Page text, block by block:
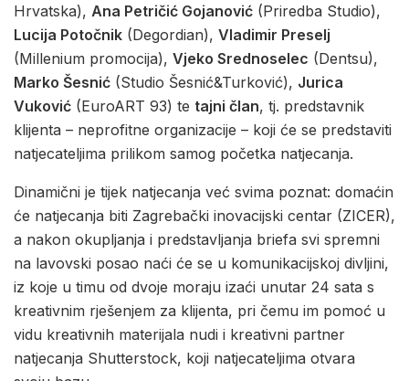
Hrvatska), Ana Petričić Gojanović (Priredba Studio),
Lucija Potočnik (Degordian), Vladimir Preselj
(Millenium promocija), Vjeko Srednoselec (Dentsu),
Marko Šesnić (Studio Šesnić&Turković), Jurica
Vuković (EuroART 93) te tajni član, tj. predstavnik
klijenta – neprofitne organizacije – koji će se predstaviti
natjecateljima prilikom samog početka natjecanja.
Dinamični je tijek natjecanja već svima poznat: domaćin
će natjecanja biti Zagrebački inovacijski centar (ZICER),
a nakon okupljanja i predstavljanja briefa svi spremni
na lavovski posao naći će se u komunikacijskoj divljini,
iz koje u timu od dvoje moraju izaći unutar 24 sata s
kreativnim rješenjem za klijenta, pri čemu im pomoć u
vidu kreativnih materijala nudi i kreativni partner
natjecanja Shutterstock, koji natjecateljima otvara